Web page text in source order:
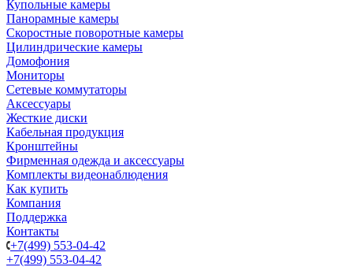
Купольные камеры
Панорамные камеры
Скоростные поворотные камеры
Цилиндрические камеры
Домофония
Мониторы
Сетевые коммутаторы
Аксессуары
Жесткие диски
Кабельная продукция
Кронштейны
Фирменная одежда и аксессуары
Комплекты видеонаблюдения
Как купить
Компания
Поддержка
Контакты
+7(499) 553-04-42
+7(499) 553-04-42